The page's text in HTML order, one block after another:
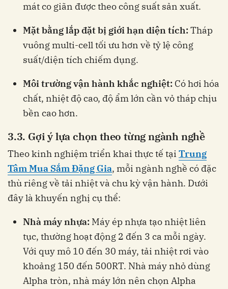
mát co giãn được theo công suất sản xuất.
Mặt bằng lắp đặt bị giới hạn diện tích:Tháp
vuông multi-cell tối ưu hơn về tỷ lệ công
suất/diện tích chiếm dụng.
Môi trường vận hành khắc nghiệt: Có hơi hóa
chất, nhiệt độ cao, độ ẩm lớn cần vỏ tháp chịu
bền cao hơn.
3.3. Gợi ý lựa chọn theo từng ngành nghề
Theo kinh nghiệm triển khai thực tế tại Trung
Tâm Mua Sắm Đặng Gia, mỗi ngành nghề có đặc
thù riêng về tải nhiệt và chu kỳ vận hành. Dưới
đây là khuyến nghị cụ thể:
Nhà máy nhựa: Máy ép nhựa tạo nhiệt liên
tục, thường hoạt động 2 đến 3 ca mỗi ngày.
Với quy mô 10 đến 30 máy, tải nhiệt rơi vào
khoảng 150 đến 500RT. Nhà máy nhỏ dùng
Alpha tròn, nhà máy lớn nên chọn Alpha